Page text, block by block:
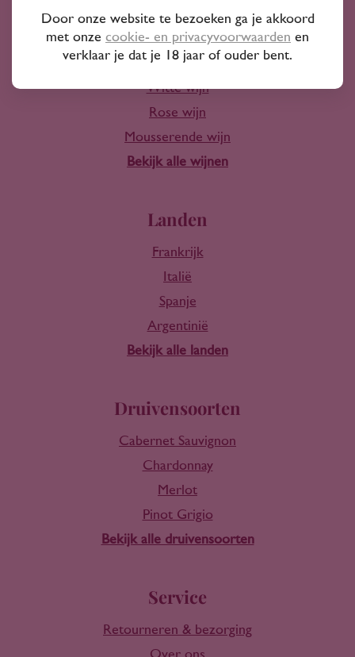
Wijn
Rode wijn
Witte wijn
Rose wijn
Mousserende wijn
Bekijk alle wijnen
Landen
Frankrijk
Italië
Spanje
Argentinië
Bekijk alle landen
Druivensoorten
Cabernet Sauvignon
Chardonnay
Merlot
Pinot Grigio
Bekijk alle druivensoorten
Service
Retourneren & bezorging
Door onze website te bezoeken ga je akkoord
met onze cookie- en privacyvoorwaarden en
verklaar je dat je 18 jaar of ouder bent.